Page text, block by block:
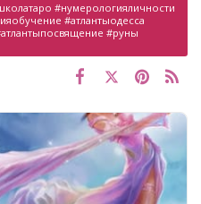
#нумерологияличности
#атлантыодесса
#руны